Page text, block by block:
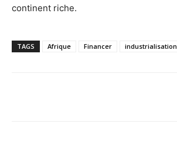
continent riche.
TAGS Afrique Financer industrialisation